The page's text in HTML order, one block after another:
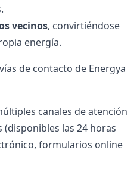
vecinos, convirtiéndose
energía.
de contacto de Energya
canales de atención
las 24 horas
formularios online